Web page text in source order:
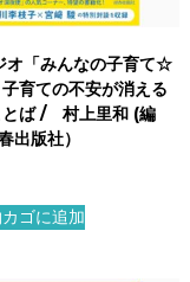
オ「みんなの子育て☆
育ての不安が消える
とば / 村上里和 (編
版社）
ゴに追加